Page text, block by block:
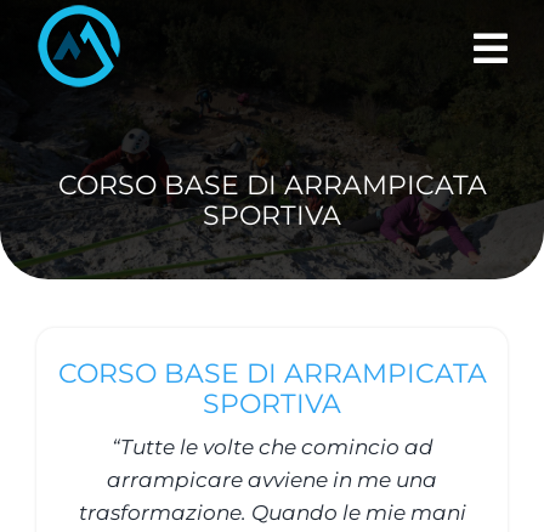
content
CORSO BASE DI ARRAMPICATA
SPORTIVA
CORSO BASE DI ARRAMPICATA
SPORTIVA
“Tutte le volte che comincio ad
arrampicare avviene in me una
trasformazione. Quando le mie mani